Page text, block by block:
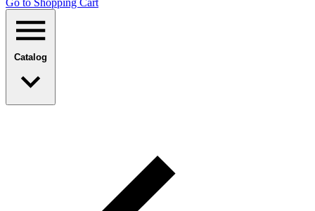
Go to Shopping Сart
Catalog